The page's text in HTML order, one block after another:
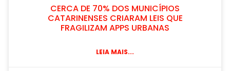
CERCA DE 70% DOS MUNICÍPIOS
CATARINENSES CRIARAM LEIS QUE
FRAGILIZAM APPS URBANAS
LEIA MAIS...